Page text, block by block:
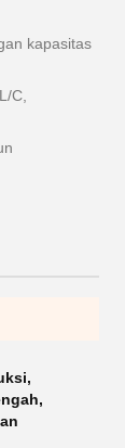
kapasitas
C,
,
,